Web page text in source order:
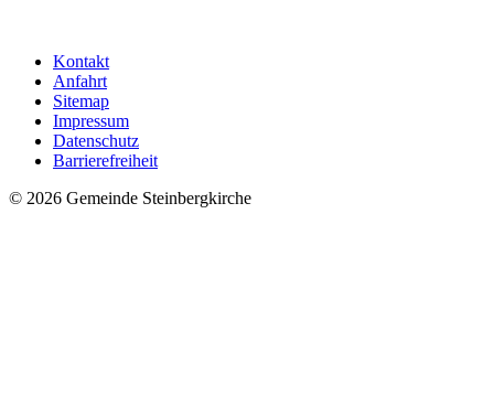
Kontakt
Anfahrt
Sitemap
Impressum
Datenschutz
Barrierefreiheit
© 2026 Gemeinde Steinbergkirche